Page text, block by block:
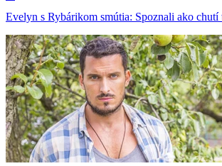
Evelyn s Rybárikom smútia: Spoznali ako chutí